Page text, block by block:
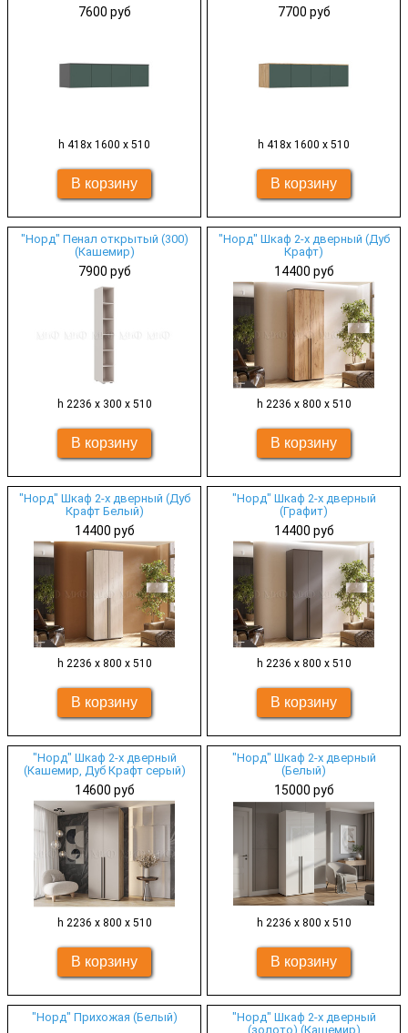
7600 руб
h 418х 1600 х 510
7700 руб
h 418х 1600 х 510
"Норд" Пенал открытый (300)
(Кашемир)
7900 руб
h 2236 х 300 х 510
"Норд" Шкаф 2-х дверный (Дуб
Крафт)
14400 руб
h 2236 х 800 х 510
"Норд" Шкаф 2-х дверный (Дуб
Крафт Белый)
14400 руб
h 2236 х 800 х 510
"Норд" Шкаф 2-х дверный
(Графит)
14400 руб
h 2236 х 800 х 510
"Норд" Шкаф 2-х дверный
(Кашемир, Дуб Крафт серый)
14600 руб
h 2236 х 800 х 510
"Норд" Шкаф 2-х дверный
(Белый)
15000 руб
h 2236 х 800 х 510
"Норд" Прихожая (Белый)
"Норд" Шкаф 2-х дверный
(золото) (Кашемир)